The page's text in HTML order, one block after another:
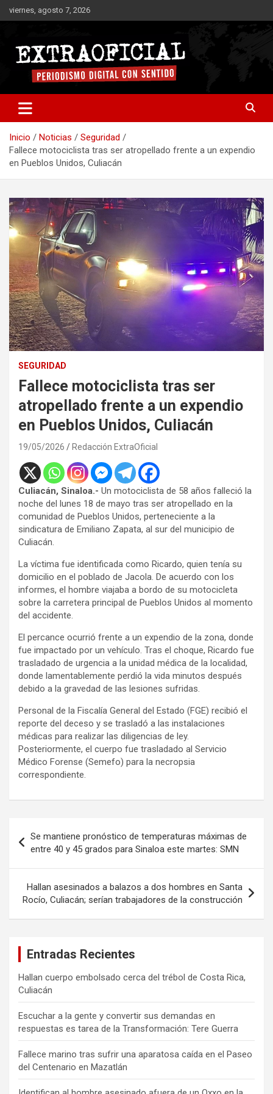
Saltar
al
viernes, agosto 7, 2026
Extraoficial
Inicio Noticias
Seguridad
Fallece motociclista tras ser atropellado frente a un expendio
en Pueblos Unidos, Culiacán
SEGURIDAD
Fallece motociclista tras ser
atropellado frente a un expendio
en Pueblos Unidos, Culiacán
19/05/2026 Redacción ExtraOficial
Culiacán, Sinaloa.- Un motociclista de 58 años falleció la
noche del lunes 18 de mayo tras ser atropellado en la
comunidad de Pueblos Unidos, perteneciente a la
sindicatura de Emiliano Zapata, al sur del municipio de
Culiacán.
La víctima fue identificada como Ricardo, quien tenía su
domicilio en el poblado de Jacola. De acuerdo con los
informes, el hombre viajaba a bordo de su motocicleta
sobre la carretera principal de Pueblos Unidos al momento
del accidente.
El percance ocurrió frente a un expendio de la zona, donde
fue impactado por un vehículo. Tras el choque, Ricardo fue
trasladado de urgencia a la unidad médica de la localidad,
donde lamentablemente perdió la vida minutos después
debido a la gravedad de las lesiones sufridas.
Personal de la Fiscalía General del Estado (FGE) recibió el
reporte del deceso y se trasladó a las instalaciones
médicas para realizar las diligencias de ley.
Posteriormente, el cuerpo fue trasladado al Servicio
Médico Forense (Semefo) para la necropsia
correspondiente.
de
entradas
Se mantiene pronóstico de temperaturas máximas de
entre 40 y 45 grados para Sinaloa este martes: SMN
Hallan asesinados a balazos a dos hombres en Santa
Rocío, Culiacán; serían trabajadores de la construcción
Entradas Recientes
Hallan cuerpo embolsado cerca del trébol de Costa Rica,
Culiacán
Escuchar a la gente y convertir sus demandas en
respuestas es tarea de la Transformación: Tere Guerra
Fallece marino tras sufrir una aparatosa caída en el Paseo
del Centenario en Mazatlán